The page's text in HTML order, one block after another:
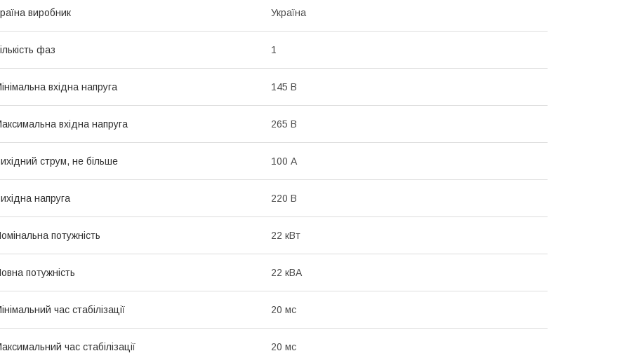
виробник Україна
фаз 1
вхідна напруга 145 В
вхідна напруга 265 В
струм, не більше 100 А
напруга 220 В
потужність 22 кВт
потужність 22 кВА
час стабілізації 20 мс
час стабілізації 20 мс